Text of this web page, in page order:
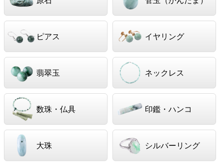
ピアス イヤリング
翡翠玉 ネックレス
数珠・仏具 印鑑・ハンコ
大珠 シルバーリング